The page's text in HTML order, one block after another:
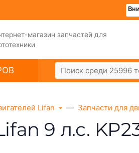
магазин запчастей для
Lifan Запчасти для
9 л.с.